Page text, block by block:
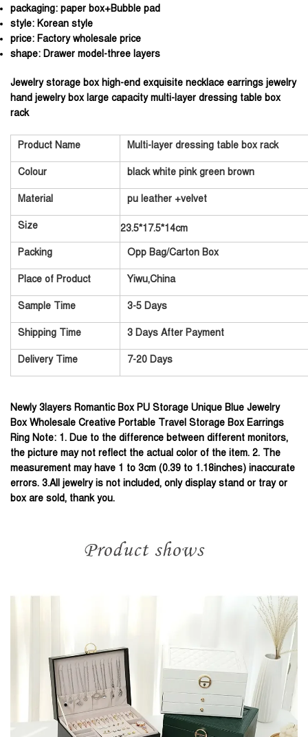
packaging: paper box+Bubble pad
style: Korean style
price: Factory wholesale price
shape: Drawer model-three layers
Jewelry storage box high-end exquisite necklace earrings jewelry
hand jewelry box large capacity multi-layer dressing table box
rack
Product Name Multi-layer dressing table box rack
Colour black white pink green brown
Material pu leather +velvet
Size 23.5*17.5*14cm
Packing Opp Bag/Carton Box
Place of Product Yiwu,China
Sample Time 3-5 Days
Shipping Time 3 Days After Payment
Delivery Time 7-20 Days
Newly 3layers Romantic Box PU Storage Unique Blue Jewelry
Box Wholesale Creative Portable Travel Storage Box Earrings
Ring Note: 1. Due to the difference between different monitors,
the picture may not reflect the actual color of the item. 2. The
measurement may have 1 to 3cm (0.39 to 1.18inches) inaccurate
errors. 3.All jewelry is not included, only display stand or tray or
box are sold, thank you.